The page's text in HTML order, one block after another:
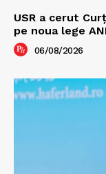
USR a cerut
pe noua lege
06/08/2026